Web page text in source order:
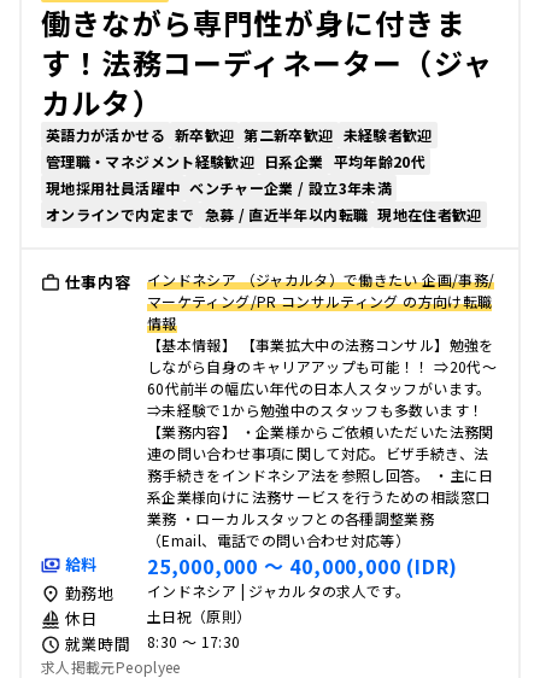
働きながら専門性が身に付きま
す！法務コーディネーター（ジャ
カルタ）
英語力が活かせる 新卒歓迎 第二新卒歓迎 未経験者歓迎
管理職・マネジメント経験歓迎 日系企業 平均年齢20代
現地採用社員活躍中 ベンチャー企業 / 設立3年未満
オンラインで内定まで 急募 / 直近半年以内転職 現地在住者歓迎
仕事内容
インドネシア （ジャカルタ）で働きたい 企画/事務/
マーケティング/PR コンサルティング の方向け転職
情報
【基本情報】 【事業拡大中の法務コンサル】勉強を
しながら自身のキャリアアップも可能！！ ⇒20代～
60代前半の幅広い年代の日本人スタッフがいます。
⇒未経験で1から勉強中のスタッフも多数います！
【業務内容】 ・企業様からご依頼いただいた法務関
連の問い合わせ事項に関して対応。ビザ手続き、法
務手続きをインドネシア法を参照し回答。 ・主に日
系企業様向けに法務サービスを行うための相談窓口
業務 ・ローカルスタッフとの各種調整業務
（Email、電話での問い合わせ対応等）
給料 25,000,000 〜 40,000,000 (IDR)
勤務地 インドネシア | ジャカルタの求人です。
休日 土日祝（原則）
就業時間
8:30 〜 17:30
求人掲載元Peoplyee